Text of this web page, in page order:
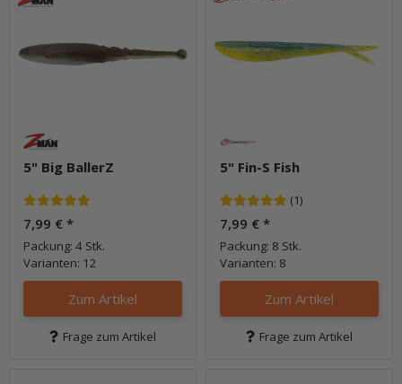
5" Big BallerZ
7,99 € *
Packung: 4 Stk.
Varianten: 12
Zum Artikel
Frage zum Artikel
5" Fin-S Fish
(1)
7,99 € *
Packung: 8 Stk.
Varianten: 8
Zum Artikel
Frage zum Artikel